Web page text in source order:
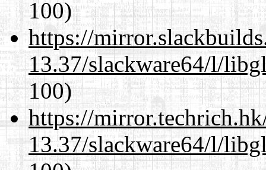
100)
https://
13.37/slackware64/l/
100)
https://
13.37/slackware64/l/